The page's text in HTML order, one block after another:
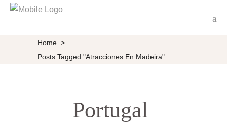
Home >
Posts Tagged "atracciones En Madeira"
Portugal